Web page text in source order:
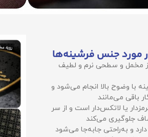
مورد جنس فرشینه‌ها
از مخمل و سطحی نرم و لطیف
با وضوح بالا انجام می‌شود و
باقی می‌مانند
یا لاتکس‌دار است و از سر
جلوگیری می‌کند
و به‌راحتی جابه‌جا می‌شود